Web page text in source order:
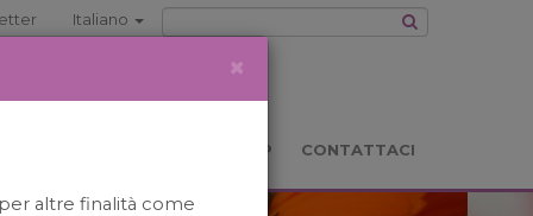
Italiano
BOOKSHOP CONTATTACI
×
altre finalità come